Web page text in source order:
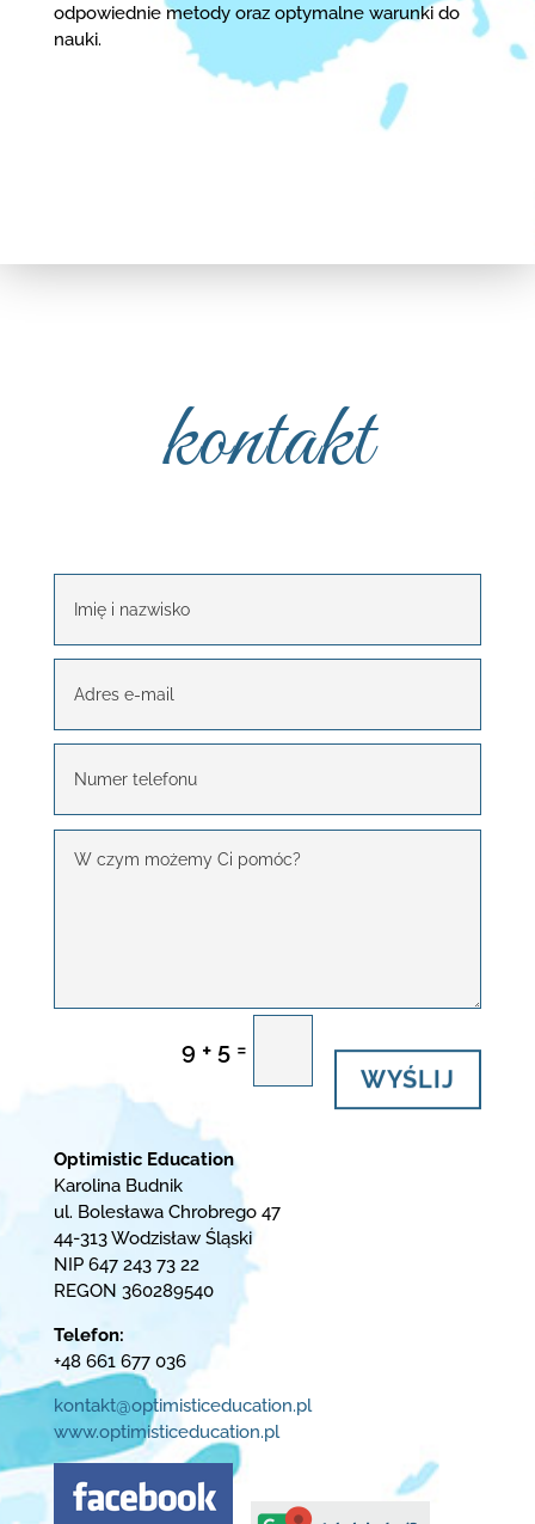
odpowiednie metody oraz optymalne warunki do
nauki.
kontakt
9 + 5 =
WYŚLIJ
Optimistic Education
Karolina Budnik
ul. Bolesława Chrobrego 47
44-313 Wodzisław Śląski
NIP 647 243 73 22
REGON 360289540
Telefon:
+48 661 677 036
kontakt@optimisticeducation.pl
www.optimisticeducation.pl